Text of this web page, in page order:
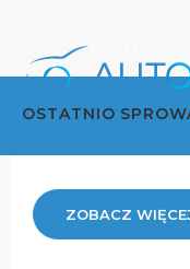
OSTATNIO
ZOBACZ